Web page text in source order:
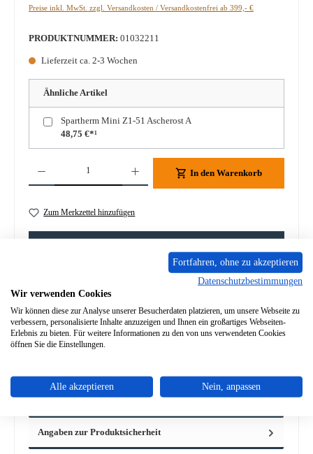
Preise inkl. MwSt. zzgl. Versandkosten / Versandkostenfrei ab 399,- €
PRODUKTNUMMER: 01032211
Lieferzeit ca. 2-3 Wochen
Ähnliche Artikel
Spartherm Mini Z1-51 Ascherost A
48,75 €*¹
In den Warenkorb
Zum Merkzettel hinzufügen
Beschreibung
Original Feuerraumauskleidung für den Kamineinsatz
Eigenschaften
Angaben zur Produktsicherheit
Fortfahren, ohne zu akzeptieren
Datenschutzbestimmungen
Wir verwenden Cookies
Wir können diese zur Analyse unserer Besucherdaten platzieren, um unsere Webseite zu
verbessern, personalisierte Inhalte anzuzeigen und Ihnen ein großartiges Webseiten-
Erlebnis zu bieten. Für weitere Informationen zu den von uns verwendeten Cookies
öffnen Sie die Einstellungen.
Alle akzeptieren Nein, anpassen